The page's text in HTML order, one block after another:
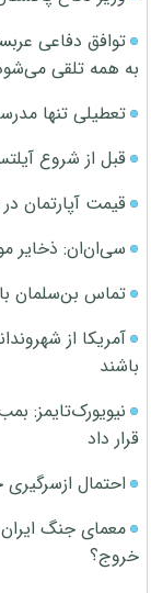
توافق دفاعی
به همه تلقی
تعطیلی تنها
قبل از شروع
قیمت آپارتمان در منطقه 22
سی‌ان‌ان: ذخایر
تماس بن‌سلمان
آمریکا از
باشند
قرار داد
احتمال
معمای جنگ ایران
خروج؟